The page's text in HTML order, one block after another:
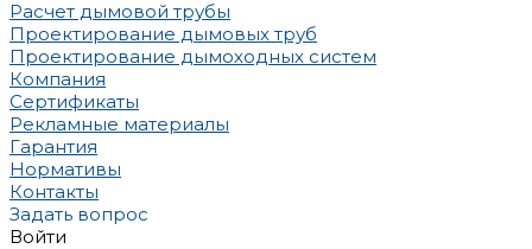
Расчет дымовой трубы
Проектирование дымовых труб
Проектирование дымоходных систем
Компания
Сертификаты
Рекламные материалы
Гарантия
Нормативы
Контакты
Задать вопрос
Войти